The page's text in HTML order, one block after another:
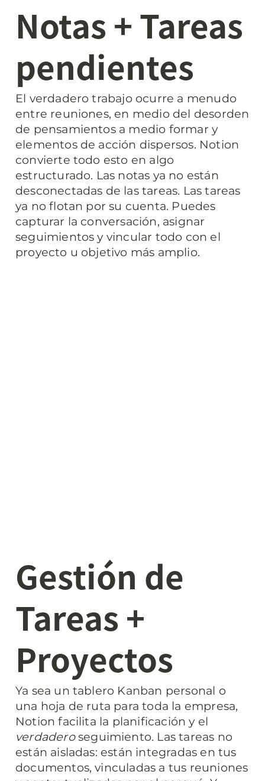
Notas + Tareas
pendientes
El verdadero trabajo ocurre a menudo
entre reuniones, en medio del desorden
de pensamientos a medio formar y
elementos de acción dispersos. Notion
convierte todo esto en algo
estructurado. Las notas ya no están
desconectadas de las tareas. Las tareas
ya no flotan por su cuenta. Puedes
capturar la conversación, asignar
seguimientos y vincular todo con el
proyecto u objetivo más amplio.
Gestión de
Tareas +
Proyectos
Ya sea un tablero Kanban personal o
una hoja de ruta para toda la empresa,
verdadero seguimiento. Las tareas no
están aisladas: están integradas en tus
documentos, vinculadas a tus reuniones